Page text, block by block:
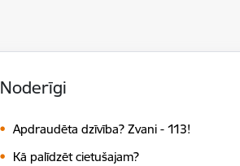
Noderīgi
Apdraudēta dzīvība? Zvani - 113!
Kā palīdzēt cietušajam?